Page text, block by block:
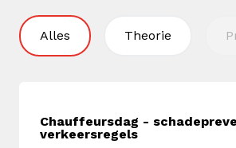
Alles Theorie
Chauffeursdag -
verkeersregels